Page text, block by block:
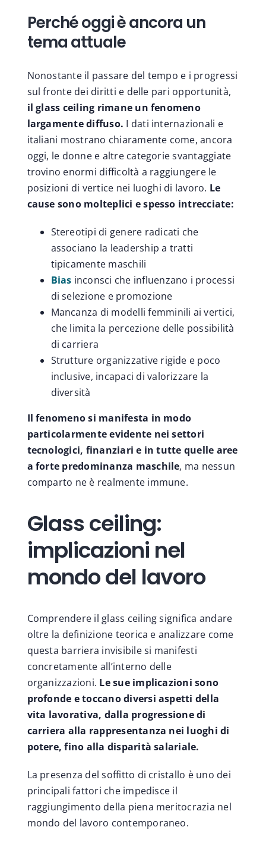
Perché oggi è ancora un
tema attuale
Nonostante il passare del tempo e i progressi
sul fronte dei diritti e delle pari opportunità,
il glass ceiling rimane un fenomeno
largamente diffuso. I dati internazionali e
italiani mostrano chiaramente come, ancora
oggi, le donne e altre categorie svantaggiate
trovino enormi difficoltà a raggiungere le
posizioni di vertice nei luoghi di lavoro. Le
cause sono molteplici e spesso intrecciate:
Stereotipi di genere radicati che
associano la leadership a tratti
tipicamente maschili
Bias inconsci che influenzano i processi
di selezione e promozione
Mancanza di modelli femminili ai vertici,
che limita la percezione delle possibilità
di carriera
Strutture organizzative rigide e poco
inclusive, incapaci di valorizzare la
diversità
Il fenomeno si manifesta in modo
particolarmente evidente nei settori
tecnologici, finanziari e in tutte quelle aree
a forte predominanza maschile, ma nessun
comparto ne è realmente immune.
Glass ceiling:
implicazioni nel
mondo del lavoro
Comprendere il glass ceiling significa andare
oltre la definizione teorica e analizzare come
questa barriera invisibile si manifesti
concretamente all’interno delle
organizzazioni. Le sue implicazioni sono
profonde e toccano diversi aspetti della
vita lavorativa, dalla progressione di
carriera alla rappresentanza nei luoghi di
potere, fino alla disparità salariale.
La presenza del soffitto di cristallo è uno dei
principali fattori che impedisce il
raggiungimento della piena meritocrazia nel
mondo del lavoro contemporaneo.